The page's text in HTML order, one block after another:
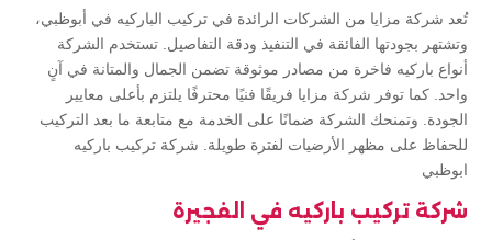
تُعد شركة مزايا من الشركات الرائدة في تركيب الباركيه في أبوظبي،
وتشتهر بجودتها الفائقة في التنفيذ ودقة التفاصيل. تستخدم الشركة
أنواع باركيه فاخرة من مصادر موثوقة تضمن الجمال والمتانة في آنٍ
واحد. كما توفر شركة مزايا فريقًا فنيًا محترفًا يلتزم بأعلى معايير
الجودة. وتمنحك الشركة ضمانًا على الخدمة مع متابعة ما بعد التركيب
للحفاظ على مظهر الأرضيات لفترة طويلة. شركة تركيب باركيه
ابوظبي
شركة تركيب باركيه في الفجيرة